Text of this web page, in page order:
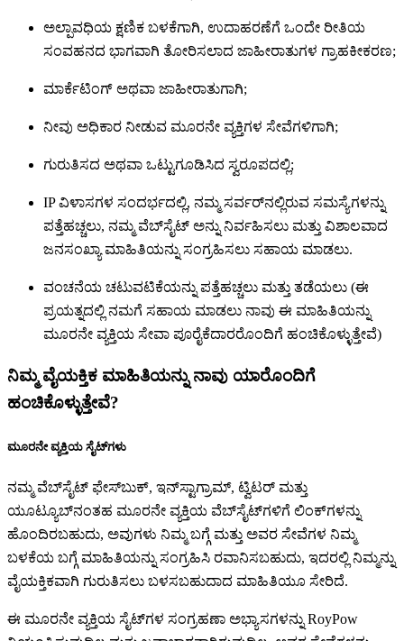
ಅಲ್ಪಾವಧಿಯ ಕ್ಷಣಿಕ ಬಳಕೆಗಾಗಿ, ಉದಾಹರಣೆಗೆ ಒಂದೇ ರೀತಿಯ
ಸಂವಹನದ ಭಾಗವಾಗಿ ತೋರಿಸಲಾದ ಜಾಹೀರಾತುಗಳ ಗ್ರಾಹಕೀಕರಣ;
ಮಾರ್ಕೆಟಿಂಗ್ ಅಥವಾ ಜಾಹೀರಾತುಗಾಗಿ;
ನೀವು ಅಧಿಕಾರ ನೀಡುವ ಮೂರನೇ ವ್ಯಕ್ತಿಗಳ ಸೇವೆಗಳಿಗಾಗಿ;
ಗುರುತಿಸದ ಅಥವಾ ಒಟ್ಟುಗೂಡಿಸಿದ ಸ್ವರೂಪದಲ್ಲಿ;
IP ವಿಳಾಸಗಳ ಸಂದರ್ಭದಲ್ಲಿ, ನಮ್ಮ ಸರ್ವರ್‌ನಲ್ಲಿರುವ ಸಮಸ್ಯೆಗಳನ್ನು
ಪತ್ತೆಹಚ್ಚಲು, ನಮ್ಮ ವೆಬ್‌ಸೈಟ್ ಅನ್ನು ನಿರ್ವಹಿಸಲು ಮತ್ತು ವಿಶಾಲವಾದ
ಜನಸಂಖ್ಯಾ ಮಾಹಿತಿಯನ್ನು ಸಂಗ್ರಹಿಸಲು ಸಹಾಯ ಮಾಡಲು.
ವಂಚನೆಯ ಚಟುವಟಿಕೆಯನ್ನು ಪತ್ತೆಹಚ್ಚಲು ಮತ್ತು ತಡೆಯಲು (ಈ
ಪ್ರಯತ್ನದಲ್ಲಿ ನಮಗೆ ಸಹಾಯ ಮಾಡಲು ನಾವು ಈ ಮಾಹಿತಿಯನ್ನು
ಮೂರನೇ ವ್ಯಕ್ತಿಯ ಸೇವಾ ಪೂರೈಕೆದಾರರೊಂದಿಗೆ ಹಂಚಿಕೊಳ್ಳುತ್ತೇವೆ)
ನಿಮ್ಮ ವೈಯಕ್ತಿಕ ಮಾಹಿತಿಯನ್ನು ನಾವು ಯಾರೊಂದಿಗೆ
ಹಂಚಿಕೊಳ್ಳುತ್ತೇವೆ?
ಮೂರನೇ ವ್ಯಕ್ತಿಯ ಸೈಟ್‌ಗಳು
ನಮ್ಮ ವೆಬ್‌ಸೈಟ್ ಫೇಸ್‌ಬುಕ್, ಇನ್‌ಸ್ಟಾಗ್ರಾಮ್, ಟ್ವಿಟರ್ ಮತ್ತು
ಯೂಟ್ಯೂಬ್‌ನಂತಹ ಮೂರನೇ ವ್ಯಕ್ತಿಯ ವೆಬ್‌ಸೈಟ್‌ಗಳಿಗೆ ಲಿಂಕ್‌ಗಳನ್ನು
ಹೊಂದಿರಬಹುದು, ಅವುಗಳು ನಿಮ್ಮ ಬಗ್ಗೆ ಮತ್ತು ಅವರ ಸೇವೆಗಳ ನಿಮ್ಮ
ಬಳಕೆಯ ಬಗ್ಗೆ ಮಾಹಿತಿಯನ್ನು ಸಂಗ್ರಹಿಸಿ ರವಾನಿಸಬಹುದು, ಇದರಲ್ಲಿ ನಿಮ್ಮನ್ನು
ವೈಯಕ್ತಿಕವಾಗಿ ಗುರುತಿಸಲು ಬಳಸಬಹುದಾದ ಮಾಹಿತಿಯೂ ಸೇರಿದೆ.
ಈ ಮೂರನೇ ವ್ಯಕ್ತಿಯ ಸೈಟ್‌ಗಳ ಸಂಗ್ರಹಣಾ ಅಭ್ಯಾಸಗಳನ್ನು RoyPow